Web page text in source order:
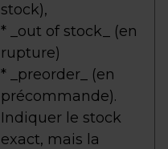
stock),
* _out of stock_ (en
rupture)
* _preorder_ (en
précommande).
Indiquer le stock
exact, mais la